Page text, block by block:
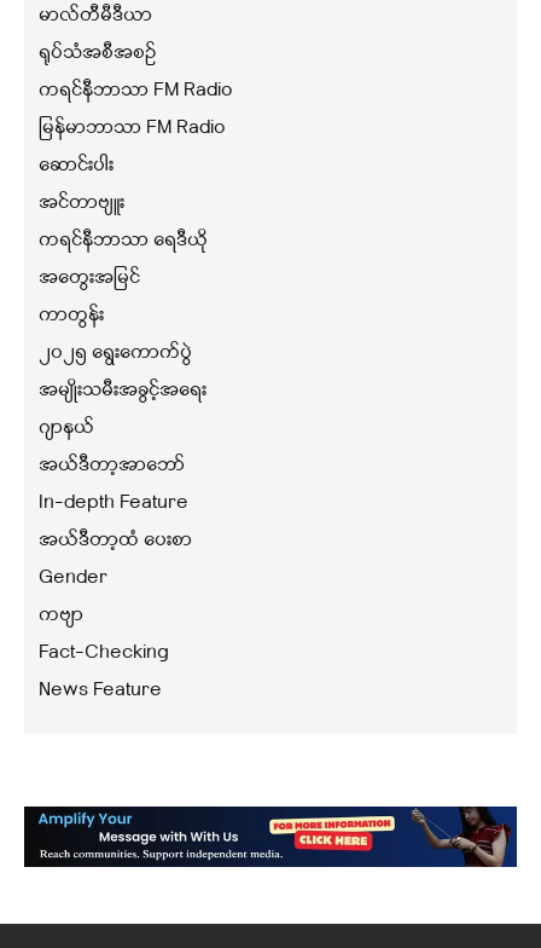
မာလ်တီမီဒီယာ
ရုပ်သံအစီအစဉ်
ကရင်နီဘာသာ FM Radio
မြန်မာဘာသာ FM Radio
ဆောင်းပါး
အင်တာဗျူး
ကရင်နီဘာသာ ရေဒီယို
အတွေးအမြင်
ကာတွန်း
၂၀၂၅ ရွေးကောက်ပွဲ
အမျိုးသမီးအခွင့်အရေး
ဂျာနယ်
အယ်ဒီတာ့အာဘော်
In-depth Feature
အယ်ဒီတာ့ထံ ပေးစာ
Gender
ကဗျာ
Fact-Checking
News Feature